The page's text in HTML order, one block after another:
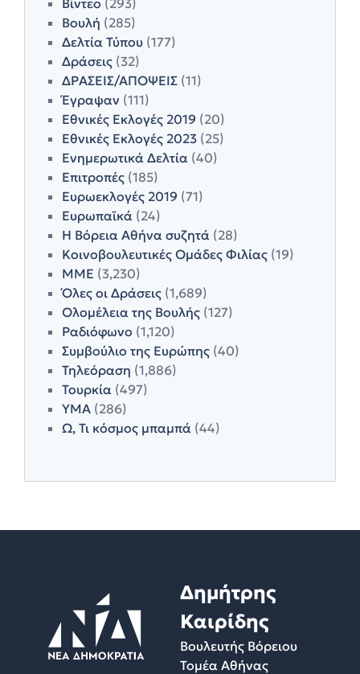
Βουλή (285)
Δελτία Τύπου (177)
Δράσεις (32)
ΔΡΑΣΕΙΣ/ΑΠΟΨΕΙΣ (11)
Έγραψαν (111)
Εθνικές Εκλογές 2019 (20)
Εθνικές Εκλογές 2023 (25)
Ενημερωτικά Δελτία (40)
Επιτροπές (185)
Ευρωεκλογές 2019 (71)
Ευρωπαϊκά (24)
Η Βόρεια Αθήνα συζητά (28)
Κοινοβουλευτικές Ομάδες Φιλίας (19)
ΜΜΕ (3,230)
Όλες οι Δράσεις (1,689)
Ολομέλεια της Βουλής (127)
Ραδιόφωνο (1,120)
Συμβούλιο της Ευρώπης (40)
Τηλεόραση (1,886)
Τουρκία (497)
ΥΜΑ (286)
Ω, Τι κόσμος μπαμπά (44)
Δημήτρης
Καιρίδης
Βουλευτής Βόρειου
Τομέα Αθήνας